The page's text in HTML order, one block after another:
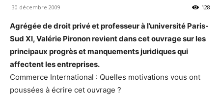
30 décembre 2009 128
Agrégée de droit privé et professeur à l’université Paris-
Sud XI, Valérie Pironon revient dans cet ouvrage sur les
principaux progrès et manquements juridiques qui
affectent les entreprises.
Commerce International : Quelles motivations vous ont
poussées à écrire cet ouvrage ?